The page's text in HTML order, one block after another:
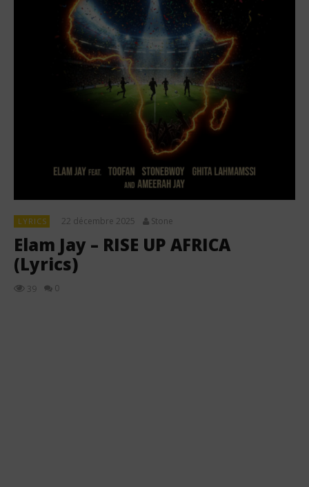
LYRICS 22 décembre 2025 Stone
Elam Jay – RISE UP AFRICA
(Lyrics)
39 0